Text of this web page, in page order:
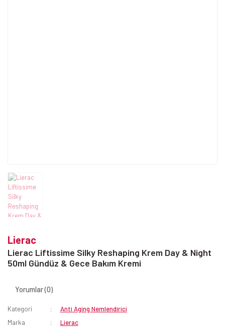
Lierac
Lierac Liftissime Silky Reshaping Krem Day & Night
50ml Gündüz & Gece Bakım Kremi
Yorumlar (0)
Kategori
Anti Aging Nemlendirici
Marka
Lierac